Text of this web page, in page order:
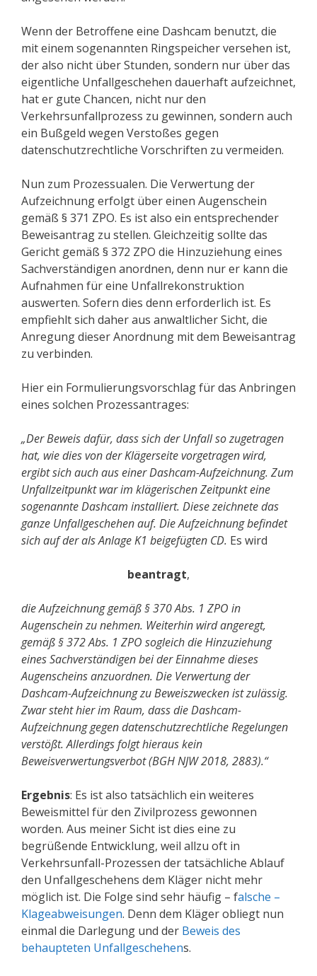
Wenn der Betroffene eine Dashcam benutzt, die
mit einem sogenannten Ringspeicher versehen ist,
der also nicht über Stunden, sondern nur über das
eigentliche Unfallgeschehen dauerhaft aufzeichnet,
hat er gute Chancen, nicht nur den
Verkehrsunfallprozess zu gewinnen, sondern auch
ein Bußgeld wegen Verstoßes gegen
datenschutzrechtliche Vorschriften zu vermeiden.
Nun zum Prozessualen. Die Verwertung der
Aufzeichnung erfolgt über einen Augenschein
gemäß § 371 ZPO. Es ist also ein entsprechender
Beweisantrag zu stellen. Gleichzeitig sollte das
Gericht gemäß § 372 ZPO die Hinzuziehung eines
Sachverständigen anordnen, denn nur er kann die
Aufnahmen für eine Unfallrekonstruktion
auswerten. Sofern dies denn erforderlich ist. Es
empfiehlt sich daher aus anwaltlicher Sicht, die
Anregung dieser Anordnung mit dem Beweisantrag
zu verbinden.
Hier ein Formulierungsvorschlag für das Anbringen
eines solchen Prozessantrages:
„Der Beweis dafür, dass sich der Unfall so zugetragen
hat, wie dies von der Klägerseite vorgetragen wird,
ergibt sich auch aus einer Dashcam-Aufzeichnung. Zum
Unfallzeitpunkt war im klägerischen Zeitpunkt eine
sogenannte Dashcam installiert. Diese zeichnete das
ganze Unfallgeschehen auf. Die Aufzeichnung befindet
sich auf der als Anlage K1 beigefügten CD. Es wird
beantragt,
die Aufzeichnung gemäß § 370 Abs. 1 ZPO in
Augenschein zu nehmen. Weiterhin wird angeregt,
gemäß § 372 Abs. 1 ZPO sogleich die Hinzuziehung
eines Sachverständigen bei der Einnahme dieses
Augenscheins anzuordnen. Die Verwertung der
Dashcam-Aufzeichnung zu Beweiszwecken ist zulässig.
Zwar steht hier im Raum, dass die Dashcam-
Aufzeichnung gegen datenschutzrechtliche Regelungen
verstößt. Allerdings folgt hieraus kein
Beweisverwertungsverbot (BGH NJW 2018, 2883).“
Ergebnis: Es ist also tatsächlich ein weiteres
Beweismittel für den Zivilprozess gewonnen
worden. Aus meiner Sicht ist dies eine zu
begrüßende Entwicklung, weil allzu oft in
Verkehrsunfall-Prozessen der tatsächliche Ablauf
den Unfallgeschehens dem Kläger nicht mehr
möglich ist. Die Folge sind sehr häufig – falsche –
Klageabweisungen. Denn dem Kläger obliegt nun
einmal die Darlegung und der Beweis des
behaupteten Unfallgeschehens.